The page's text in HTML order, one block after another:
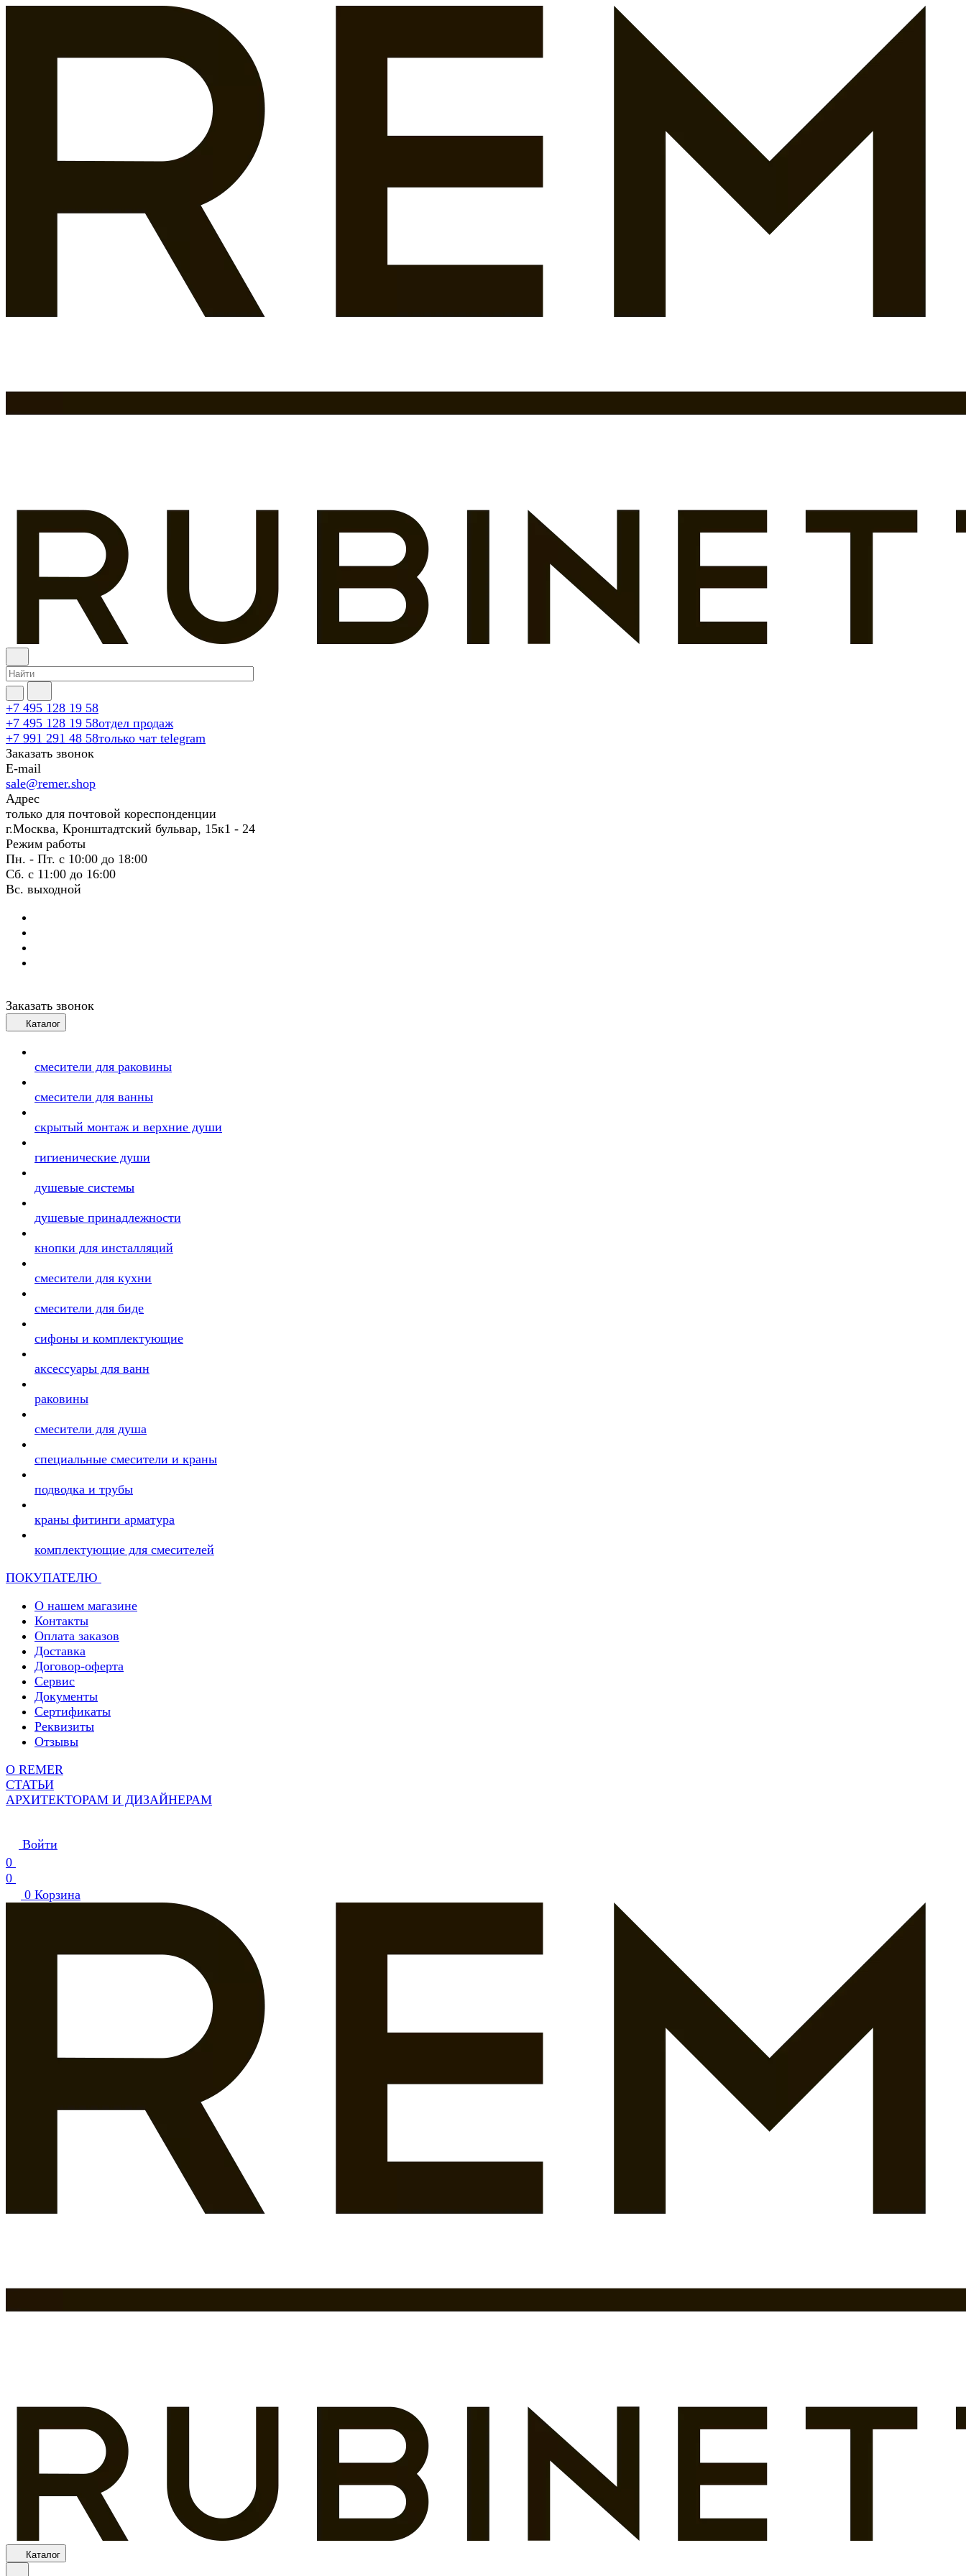
+7 495 128 19 58
+7 495 128 19 58отдел продаж
+7 991 291 48 58только чат telegram
Заказать звонок
E-mail
sale@remer.shop
Адрес
только для почтовой кореспонденции
г.Москва, Кронштадтский бульвар, 15к1 - 24
Режим работы
Пн. - Пт. с 10:00 до 18:00
Сб. с 11:00 до 16:00
Вс. выходной
Заказать звонок
Каталог
смесители для раковины
смесители для ванны
скрытый монтаж и верхние души
гигиенические души
душевые системы
душевые принадлежности
кнопки для инсталляций
смесители для кухни
смесители для биде
сифоны и комплектующие
аксессуары для ванн
раковины
смесители для душа
специальные смесители и краны
подводка и трубы
краны фитинги арматура
комплектующие для смесителей
ПОКУПАТЕЛЮ
О нашем магазине
Контакты
Оплата заказов
Доставка
Договор-оферта
Сервис
Документы
Сертификаты
Реквизиты
Отзывы
О REMER
СТАТЬИ
АРХИТЕКТОРАМ И ДИЗАЙНЕРАМ
Войти
0
0
0 Корзина
Каталог